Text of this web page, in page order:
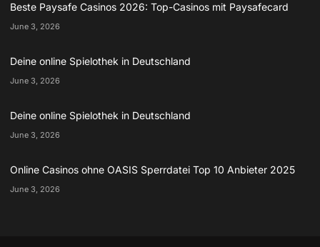
Beste Paysafe Casinos 2026: Top-Casinos mit Paysafecard
June 3, 2026
Deine online Spielothek in Deutschland
June 3, 2026
Deine online Spielothek in Deutschland
June 3, 2026
Online Casinos ohne OASIS Sperrdatei Top 10 Anbieter 2025
June 3, 2026